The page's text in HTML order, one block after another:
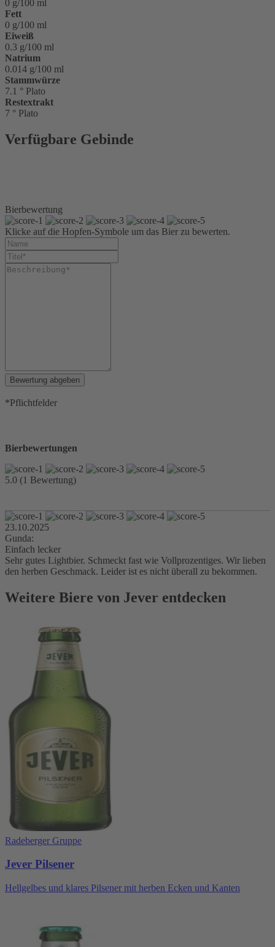
0 g/100 ml
Fett
0 g/100 ml
Eiweiß
0.3 g/100 ml
Natrium
0.014 g/100 ml
Stammwürze
7.1 ° Plato
Restextrakt
7 ° Plato
Verfügbare Gebinde
Bierbewertung
Klicke auf die Hopfen-Symbole um das Bier zu bewerten.
Bewertung abgeben
*Pflichtfelder
Bierbewertungen
5.0 (1 Bewertung)
23.10.2025
Gunda:
Einfach lecker
Sehr gutes Lightbier. Schmeckt fast wie Vollprozentiges. Wir lieben
den herben Geschmack. Leider ist es nicht überall zu bekommen.
Weitere Biere von Jever entdecken
Radeberger Gruppe
Jever Pilsener
Hellgelbes und klares Pilsener mit herben Ecken und Kanten